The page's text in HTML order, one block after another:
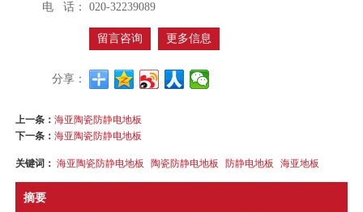
电 话：
020-32239089
留言咨询 更多信息
分享：
上一条：海亚陶瓷防静电地板
下一条：海亚陶瓷防静电地板
关键词：海亚陶瓷防静电地板 陶瓷防静电地板 防静电地板 海亚地板
摘要